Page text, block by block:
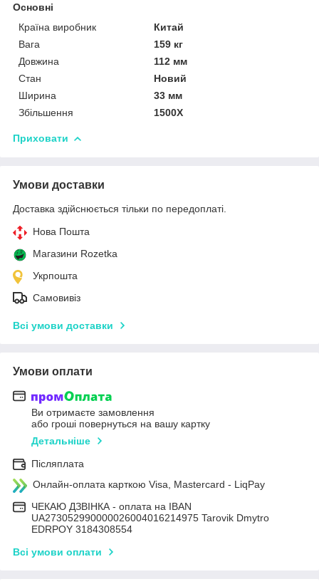
Основні
Країна виробник
Китай
Вага
159 кг
Довжина
112 мм
Стан
Новий
Ширина
33 мм
Збільшення
1500Х
Приховати
Умови доставки
Доставка здійснюється тільки по передоплаті.
Нова Пошта
Магазини Rozetka
Укрпошта
Самовивіз
Всі умови доставки
Умови оплати
Ви отримаєте замовлення
або гроші повернуться на вашу картку
Детальніше
Післяплата
Онлайн-оплата карткою Visa, Mastercard - LiqPay
ЧЕКАЮ ДЗВІНКА - оплата на IBAN
UA273052990000026004016214975 Tarovik Dmytro
EDRPOY 3184308554
Всі умови оплати